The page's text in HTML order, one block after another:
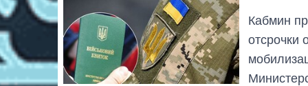
Кабмин
отсрочки